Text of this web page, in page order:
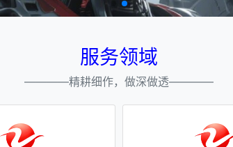
服务领域
————精耕细作，做深做透————